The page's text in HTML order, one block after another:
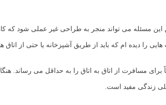
این مسئله می تواند منجر به طراحی غیر عملی شود که
را دیده ام که باید از طریق آشپزخانه یا حتی از اتاق
مسافرت از اتاق به اتاق را به حداقل می رساند.
زندگی مفید است.